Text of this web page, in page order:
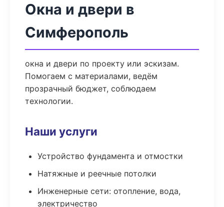
Окна и двери в
Симферополь
окна и двери по проекту или эскизам.
Помогаем с материалами, ведём
прозрачный бюджет, соблюдаем
технологии.
Наши услуги
Устройство фундамента и отмостки
Натяжные и реечные потолки
Инженерные сети: отопление, вода,
электричество